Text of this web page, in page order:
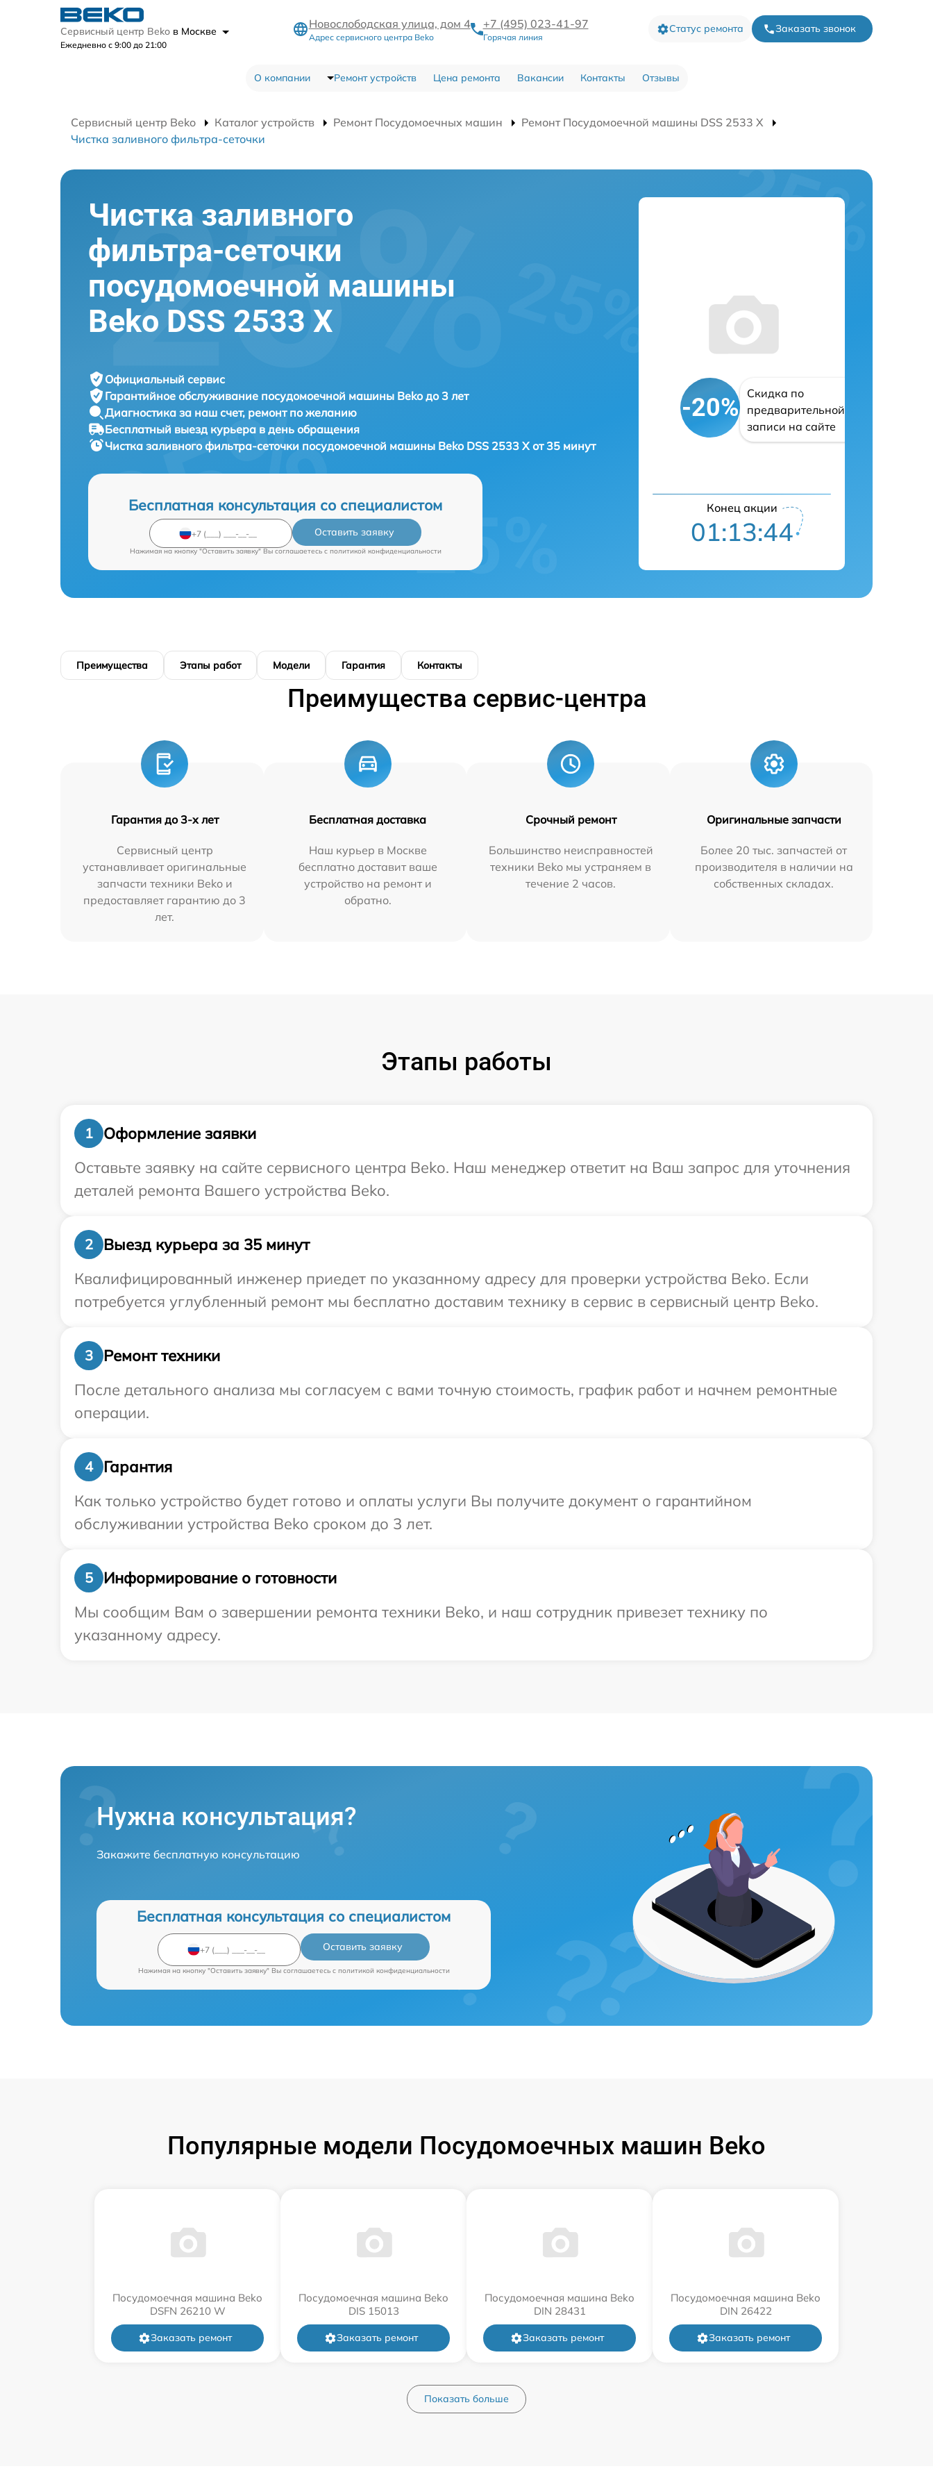
Сервисный центр Beko в Москве
Ежедневно с 9:00 до 21:00
Новослободская улица, дом 4
Адрес сервисного центра Beko
+7 (495) 023-41-97
Горячая линия
Статус ремонта Заказать звонок
О компании Ремонт устройств Цена ремонта Вакансии Контакты Отзывы
Сервисный центр Beko Каталог устройств Ремонт Посудомоечных машин
Ремонт Посудомоечной машины DSS 2533 X
Чистка заливного фильтра-сеточки
Чистка заливного
фильтра-сеточки
посудомоечной машины
Beko DSS 2533 X
Официальный сервис
Гарантийное обслуживание посудомоечной машины Beko до 3 лет
Диагностика за наш счет, ремонт по желанию
Бесплатный выезд курьера в день обращения
Чистка заливного фильтра-сеточки посудомоечной машины Beko DSS 2533 X от 35 минут
Бесплатная консультация со специалистом
Оставить заявку
Нажимая на кнопку "Оставить заявку" Вы соглашаетесь c политикой конфиденциальности
-20%
Скидка по
предварительной
записи на сайте
Конец акции
01:13:43
Преимущества Этапы работ Модели Гарантия Контакты
Преимущества сервис-центра
Гарантия до 3-х лет
Сервисный центр
устанавливает оригинальные
запчасти техники Beko и
предоставляет гарантию до 3
лет.
Бесплатная доставка
Наш курьер в Москве
бесплатно доставит ваше
устройство на ремонт и
обратно.
Срочный ремонт
Большинство неисправностей
техники Beko мы устраняем в
течение 2 часов.
Оригинальные запчасти
Более 20 тыс. запчастей от
производителя в наличии на
собственных складах.
Этапы работы
1
Оформление заявки
Оставьте заявку на сайте сервисного центра Beko. Наш менеджер ответит на Ваш запрос для уточнения
деталей ремонта Вашего устройства Beko.
2
Выезд курьера за 35 минут
Квалифицированный инженер приедет по указанному адресу для проверки устройства Beko. Если
потребуется углубленный ремонт мы бесплатно доставим технику в сервис в сервисный центр Beko.
3
Ремонт техники
После детального анализа мы согласуем с вами точную стоимость, график работ и начнем ремонтные
операции.
4
Гарантия
Как только устройство будет готово и оплаты услуги Вы получите документ о гарантийном
обслуживании устройства Beko сроком до 3 лет.
5
Информирование о готовности
Мы сообщим Вам о завершении ремонта техники Beko, и наш сотрудник привезет технику по
указанному адресу.
Нужна консультация?
Закажите бесплатную консультацию
Бесплатная консультация со специалистом
Оставить заявку
Нажимая на кнопку "Оставить заявку" Вы соглашаетесь c политикой конфиденциальности
Популярные модели Посудомоечных машин Beko
Посудомоечная машина Beko
DSFN 26210 W
Заказать ремонт
Посудомоечная машина Beko
DIS 15013
Заказать ремонт
Посудомоечная машина Beko
DIN 28431
Заказать ремонт
Посудомоечная машина Beko
DIN 26422
Заказать ремонт
Показать больше